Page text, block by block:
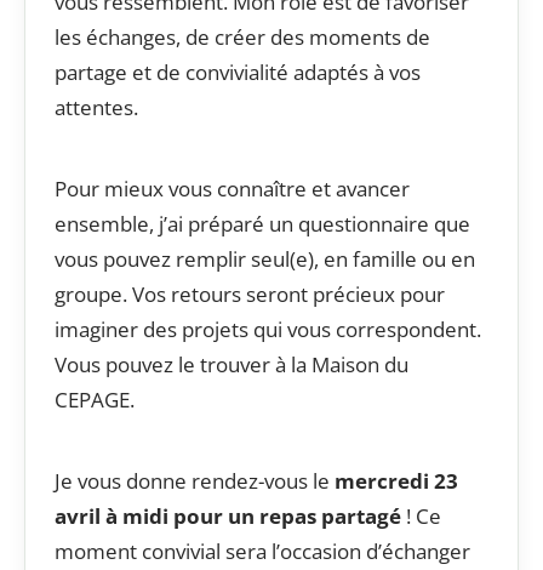
les échanges, de créer des moments de
partage et de convivialité adaptés à vos
attentes.
Pour mieux vous connaître et avancer
ensemble, j’ai préparé un questionnaire que
vous pouvez remplir seul(e), en famille ou en
groupe. Vos retours seront précieux pour
imaginer des projets qui vous correspondent.
Vous pouvez le trouver à la Maison du
CEPAGE.
Je vous donne rendez-vous le mercredi 23
avril à midi pour un repas partagé ! Ce
moment convivial sera l’occasion d’échanger